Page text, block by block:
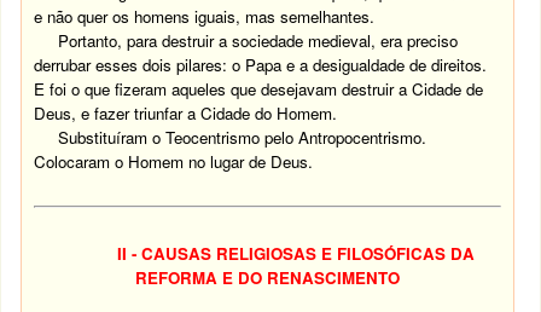
e não quer os homens iguais, mas semelhantes.
Portanto, para destruir a sociedade medieval, era preciso
derrubar esses dois pilares: o Papa e a desigualdade de direitos.
E foi o que fizeram aqueles que desejavam destruir a Cidade de
Deus, e fazer triunfar a Cidade do Homem.
Substituíram o Teocentrismo pelo Antropocentrismo.
Colocaram o Homem no lugar de Deus.
II - CAUSAS RELIGIOSAS E FILOSÓFICAS DA
REFORMA E DO RENASCIMENTO